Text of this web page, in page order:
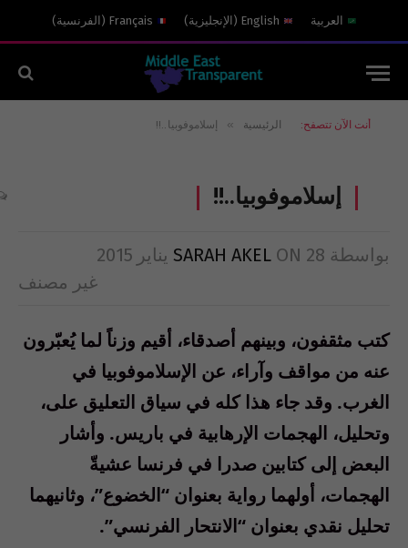
العربية English
( الإنجليزية)
Français
( الفرنسية)
أنت الآن تتصفح: الرئيسية » إسلاموفوبيا..!!
إسلاموفوبيا..!!
بواسطة SARAH AKEL ON 28 يناير 2015
غير مصنف
كتب مثقفون، وبينهم أصدقاء، أقيم وزناً لما يُعبّرون
عنه من مواقف وآراء، عن الإسلاموفوبيا في
الغرب. وقد جاء هذا كله في سياق التعليق على،
وتحليل، الهجمات الإرهابية في باريس. وأشار
البعض إلى كتابين صدرا في فرنسا عشيةّ
الهجمات، أولهما رواية بعنوان “الخضوع”، وثانيهما
تحليل نقدي بعنوان “الانتحار الفرنسي”.